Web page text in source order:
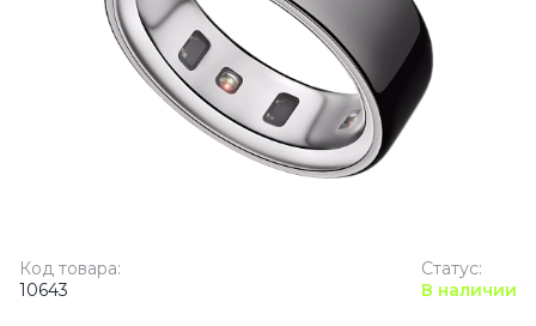
Статус:
В наличии
Код товара:
10643